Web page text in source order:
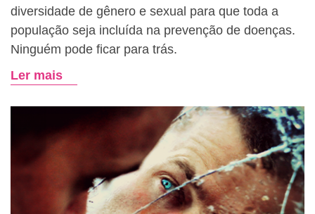
diversidade de gênero e sexual para que toda a
população seja incluída na prevenção de doenças.
Ninguém pode ficar para trás.
Ler mais